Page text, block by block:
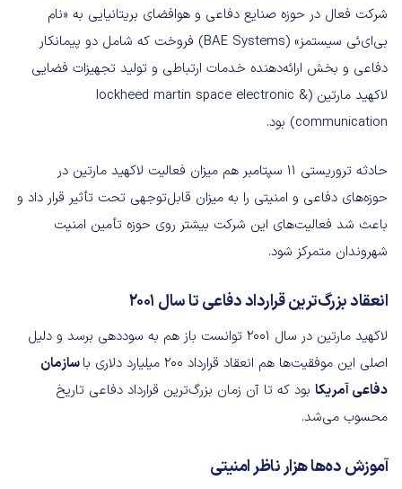
شرکت فعال در حوزه صنایع دفاعی و هوافضای بریتانیایی به «نام
بی‌ای‌ئی سیستمز» (BAE Systems) فروخت که شامل دو پیمانکار
دفاعی و بخش ارائه‌دهنده خدمات ارتباطی و تولید تجهیزات فضایی
لاکهید مارتین (lockheed martin space electronic &
communication) بود.
حادثه تروریستی ۱۱ سپتامبر هم میزان فعالیت لاکهید مارتین در
حوزه‌های دفاعی و امنیتی را به میزان قابل‌توجهی تحت تأثیر قرار داد و
باعث شد فعالیت‌های این شرکت بیشتر روی حوزه تأمین امنیت
شهروندان متمرکز شود.
انعقاد بزرگ‌ترین قرارداد دفاعی تا سال ۲۰۰۱
لاکهید مارتین در سال ۲۰۰۱ توانست باز هم به سوددهی برسد و دلیل
اصلی این موفقیت‌ها هم انعقاد قرارداد ۲۰۰ میلیارد دلاری با
سازمان
دفاعی آمریکا بود که تا آن زمان بزرگ‌ترین قرارداد دفاعی تاریخ
محسوب می‌شد.
آموزش ده‌ها هزار ناظر امنیتی